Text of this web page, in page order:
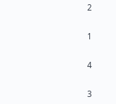
2
1
4
3